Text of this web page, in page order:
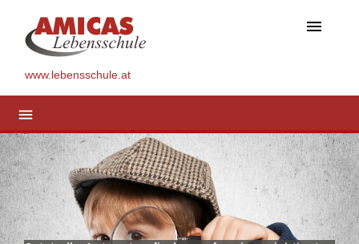
menu
www.lebensschule.at
menu